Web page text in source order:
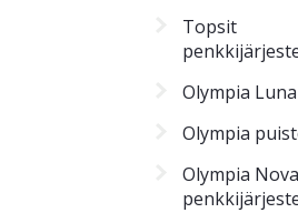
Topsit
Olympia Luna
Olympia
Olympia Nova